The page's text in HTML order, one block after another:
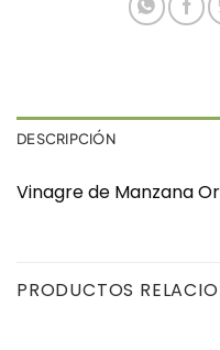
DESCRIPCIÓN
Vinagre de Manzana
PRODUCTOS